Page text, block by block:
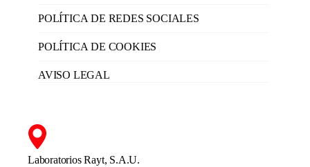
POLÍTICA DE REDES SOCIALES
POLÍTICA DE COOKIES
AVISO LEGAL
Laboratorios Rayt, S.A.U.